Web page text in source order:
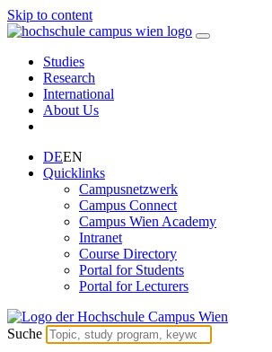
Skip to content
Studies
Research
International
About Us
DEEN
Quicklinks
Campusnetzwerk
Campus Connect
Campus Wien Academy
Intranet
Course Directory
Portal for Students
Portal for Lecturers
Suche